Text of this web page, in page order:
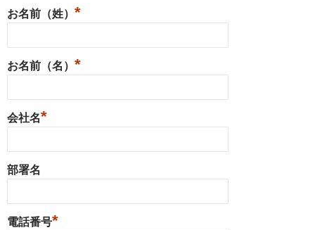
お名前（姓） *
お名前（名） *
会社名*
部署名
電話番号*